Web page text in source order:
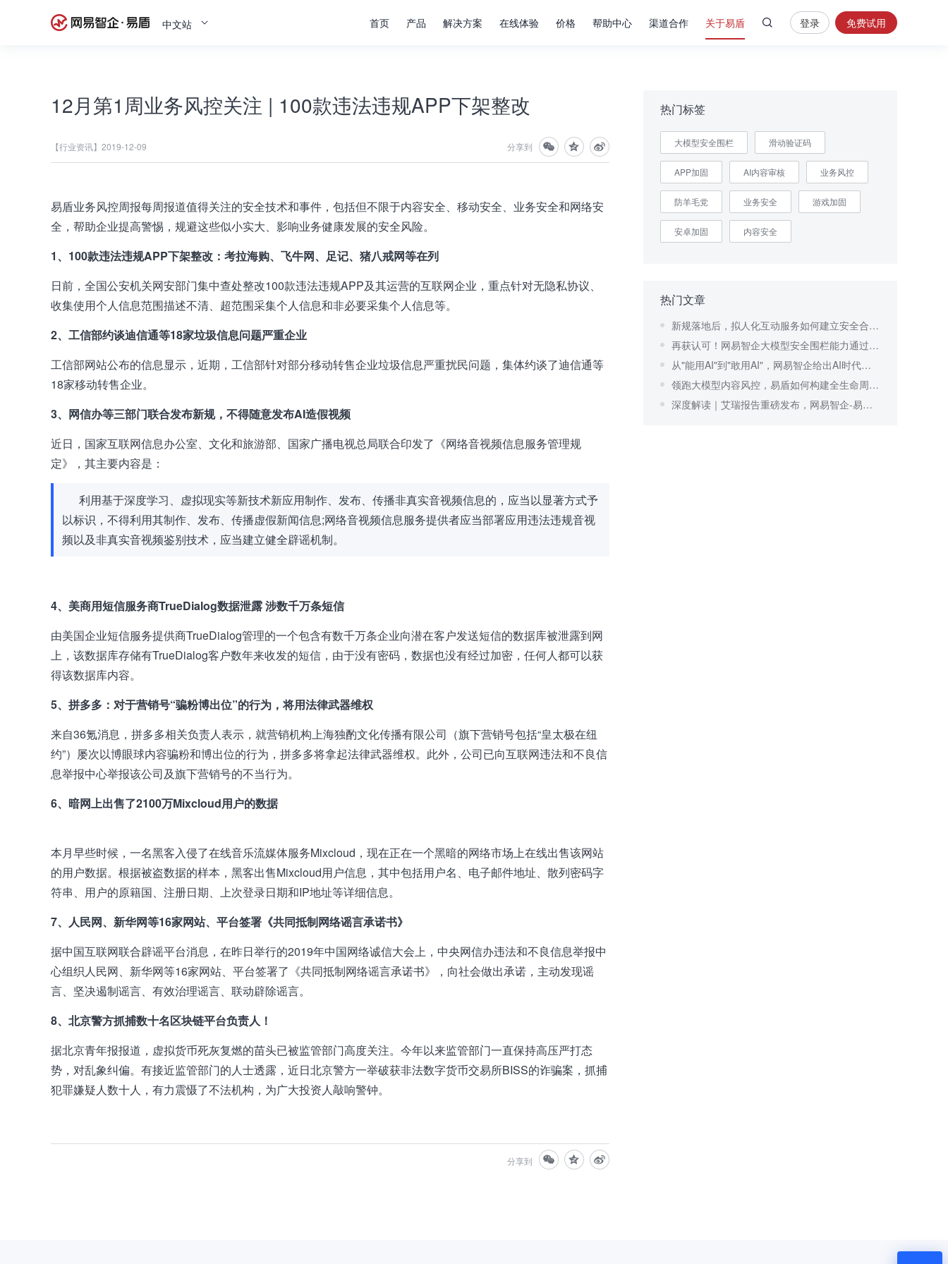
中文站 首页 产品 解决方案 在线体验 价格 帮助中心 渠道合作 关于易盾
内
容
安
全
证
登录 免费试用
12月第1周业务风控关注 | 100款违法违规APP下架整改
【行业资讯】 2019-12-09 分享到
易盾业务风控周报每周报道值得关注的安全技术和事件，包括但不限于内容安全、移动安全、业务安全和网络安
全，帮助企业提高警惕，规避这些似小实大、影响业务健康发展的安全风险。
1、100款违法违规APP下架整改： 考拉海购、飞牛网、足记、猪八戒网等在列
日前，全国公安机关网安部门集中查处整改100款违法违规APP及其运营的互联网企业，重点针对无隐私协议、
收集使用个人信息范围描述不清、超范围采集个人信息和非必要采集个人信息等。
2、工信部约谈迪信通等18家垃圾信息问题严重企业
工信部网站公布的信息显示，近期，工信部针对部分移动转售企业垃圾信息严重扰民问题，集体约谈了迪信通等
18家移动转售企业。
3、网信办等三部门联合发布新规，不得随意发布AI造假视频
近日，国家互联网信息办公室、文化和旅游部、国家广播电视总局联合印发了《网络音视频信息服务管理规
定》，其主要内容是：
利用基于深度学习、虚拟现实等新技术新应用制作、发布、传播非真实音视频信息的，应当以显著方式予
以标识，不得利用其制作、发布、传播虚假新闻信息;网络音视频信息服务提供者应当部署应用违法违规音视
频以及非真实音视频鉴别技术，应当建立健全辟谣机制。
4、美商用短信服务商TrueDialog数据泄露 涉数千万条短信
由美国企业短信服务提供商TrueDialog管理的一个包含有数千万条企业向潜在客户发送短信的数据库被泄露到网
上，该数据库存储有TrueDialog客户数年来收发的短信，由于没有密码，数据也没有经过加密，任何人都可以获
得该数据库内容。
5、拼多多： 对于营销号“骗粉博出位”的行为，将用法律武器维权
来自36氪消息，拼多多相关负责人表示，就营销机构上海独酌文化传播有限公司（旗下营销号包括“皇太极在纽
约”）屡次以博眼球内容骗粉和博出位的行为，拼多多将拿起法律武器维权。此外，公司已向互联网违法和不良信
息举报中心举报该公司及旗下营销号的不当行为。
6、暗网上出售了2100万Mixcloud用户的数据
本月早些时候，一名黑客入侵了在线音乐流媒体服务Mixcloud，现在正在一个黑暗的网络市场上在线出售该网站
的用户数据。根据被盗数据的样本，黑客出售Mixcloud用户信息，其中包括用户名、电子邮件地址、散列密码字
符串、用户的原籍国、注册日期、上次登录日期和IP地址等详细信息。
7、人民网、新华网等16家网站、平台签署《共同抵制网络谣言承诺书》
据中国互联网联合辟谣平台消息，在昨日举行的2019年中国网络诚信大会上，中央网信办违法和不良信息举报中
心组织人民网、新华网等16家网站、平台签署了《共同抵制网络谣言承诺书》，向社会做出承诺，主动发现谣
言、坚决遏制谣言、有效治理谣言、联动辟除谣言。
8、北京警方抓捕数十名区块链平台负责人！
据北京青年报报道，虚拟货币死灰复燃的苗头已被监管部门高度关注。今年以来监管部门一直保持高压严打态
势，对乱象纠偏。有接近监管部门的人士透露，近日北京警方一举破获非法数字货币交易所BISS的诈骗案，抓捕
犯罪嫌疑人数十人，有力震慑了不法机构，为广大投资人敲响警钟。
分享到
热门标签
大模型安全围栏 滑动验证码
APP加固 AI内容审核 业务风控
防羊毛党 业务安全 游戏加固
安卓加固 内容安全
热门文章
新规落地后，拟人化互动服务如何建立安全合规体系？
再获认可！网易智企大模型安全围栏能力通过行业验证
从"能用AI"到"敢用AI"，网易智企给出AI时代可信安全答案
领跑大模型内容风控，易盾如何构建全生命周期安全围栏？
深度解读｜艾瑞报告重磅发布，网易智企-易盾持续领跑内容风控行业